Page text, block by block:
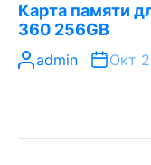
Карта памяти
360 256GB
admin Окт